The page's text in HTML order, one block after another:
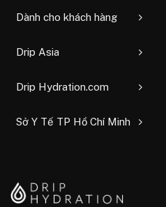
Dành cho khách hàng
Drip Asia
Drip Hydration.com
Sở Y Tế TP Hồ Chí Minh